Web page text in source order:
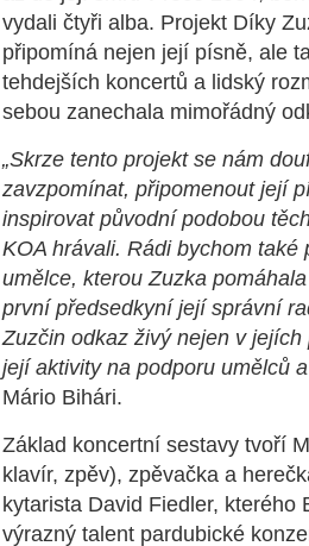
vydali čtyři alba. Projekt Díky
připomíná nejen její písně, ale
tehdejších koncertů a lidský
sebou zanechala mimořádný
„Skrze tento projekt se nám
zavzpomínat, připomenout její
inspirovat původní podobou
KOA hrávali. Rádi bychom také
umělce, kterou Zuzka
první předsedkyní její správní
Zuzčin odkaz živý nejen v
její aktivity na podporu umělců
Mário Bihári.
Základ koncertní sestavy tvoří
klavír, zpěv), zpěvačka a
kytarista David Fiedler, kterého
výrazný talent pardubické